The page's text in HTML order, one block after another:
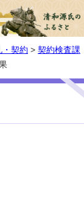
・契約 > 契約検査課